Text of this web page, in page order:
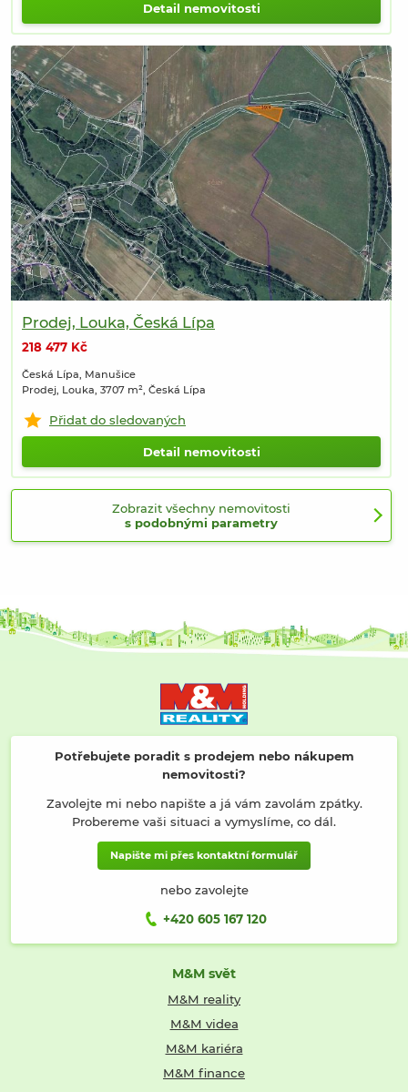
Detail nemovitosti
Prodej, Louka, Česká Lípa
218 477 Kč
Česká Lípa, Manušice
Prodej, Louka, 3707 m², Česká Lípa
Přidat do sledovaných
Detail nemovitosti
Zobrazit všechny nemovitosti
s podobnými parametry
Potřebujete poradit s prodejem nebo nákupem
nemovitosti?
Zavolejte mi nebo napište a já vám zavolám zpátky.
Probereme vaši situaci a vymyslíme, co dál.
Napište mi přes kontaktní formulář
nebo zavolejte
+420 605 167 120
M&M svět
M&M reality
M&M videa
M&M kariéra
M&M finance